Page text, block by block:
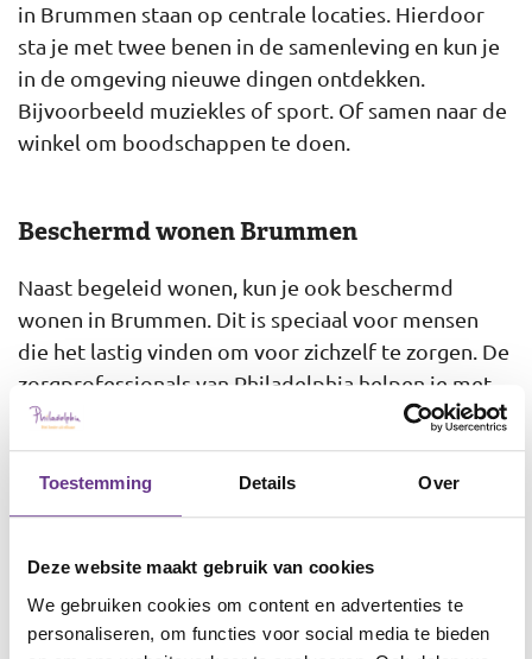
Toestemming Details Over
Deze website maakt gebruik van cookies
We gebruiken cookies om content en advertenties te
personaliseren, om functies voor social media te bieden
in Brummen staan op centrale locaties. Hierdoor
sta je met twee benen in de samenleving en kun je
in de omgeving nieuwe dingen ontdekken.
Bijvoorbeeld muziekles of sport. Of samen naar de
winkel om boodschappen te doen.
Beschermd wonen Brummen
Naast begeleid wonen, kun je ook beschermd
wonen in Brummen. Dit is speciaal voor mensen
die het lastig vinden om voor zichzelf te zorgen. De
zorgprofessionals van Philadelphia helpen je met
het vinden van structuur en regelmaat in jouw
leven. Zodat je steeds beter leert om zelfstandig te
wonen. Door deze woonvorm aan te bieden, willen
we mensen met autisme, psychische problemen en
Woonbegeleiding Brummen